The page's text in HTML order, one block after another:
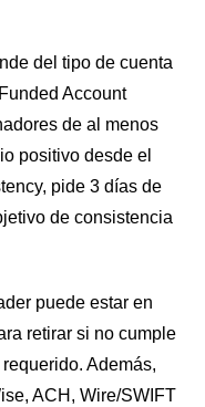
del tipo de cuenta
Account
de al menos
positivo desde el
pide 3 días de
de consistencia
puede estar en
retirar si no cumple
Además,
ACH, Wire/SWIFT